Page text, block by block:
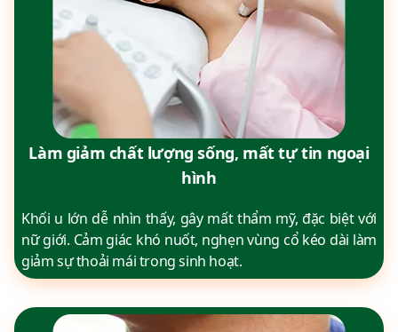
Làm giảm chất lượng sống, mất tự tin ngoại
hình
Khối u lớn dễ nhìn thấy, gây mất thẩm mỹ, đặc biệt với
nữ giới. Cảm giác khó nuốt, nghẹn vùng cổ kéo dài làm
giảm sự thoải mái trong sinh hoạt.